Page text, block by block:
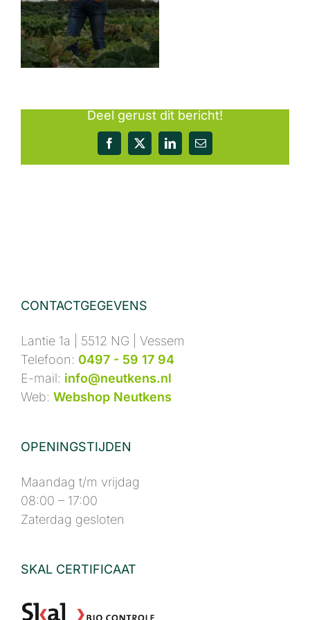
Deel gerust dit bericht!
Facebook
X LinkedIn
E-
mail
CONTACTGEGEVENS
Lantie 1a | 5512 NG | Vessem
Telefoon: 0497 - 59 17 94
E-mail: info@neutkens.nl
Web: Webshop Neutkens
OPENINGSTIJDEN
Maandag t/m vrijdag
08:00 – 17:00
Zaterdag gesloten
SKAL CERTIFICAAT